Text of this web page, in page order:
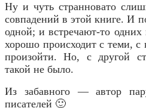
Ну и чуть странновато
совпадений в этой книге. И
одной; и встречают-то
хорошо происходит с теми,
произойти. Но, с другой
такой не было.
Из забавного — автор
писателей 🙂